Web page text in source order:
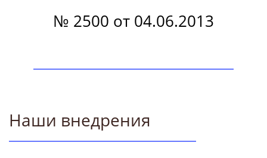
№ 2500 от 04.06.2013
Наши внедрения